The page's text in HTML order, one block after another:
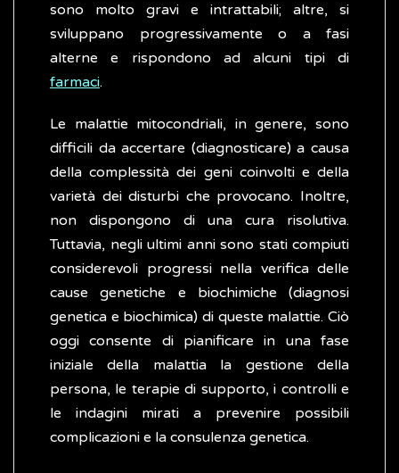
sono molto gravi e intrattabili; altre, si
sviluppano progressivamente o a fasi
alterne e rispondono ad alcuni tipi di
farmaci.
Le malattie mitocondriali, in genere, sono
difficili da accertare (diagnosticare) a causa
della complessità dei geni coinvolti e della
varietà dei disturbi che provocano. Inoltre,
non dispongono di una cura risolutiva.
Tuttavia, negli ultimi anni sono stati compiuti
considerevoli progressi nella verifica delle
cause genetiche e biochimiche (diagnosi
genetica e biochimica) di queste malattie. Ciò
oggi consente di pianificare in una fase
iniziale della malattia la gestione della
persona, le terapie di supporto, i controlli e
le indagini mirati a prevenire possibili
complicazioni e la consulenza genetica.